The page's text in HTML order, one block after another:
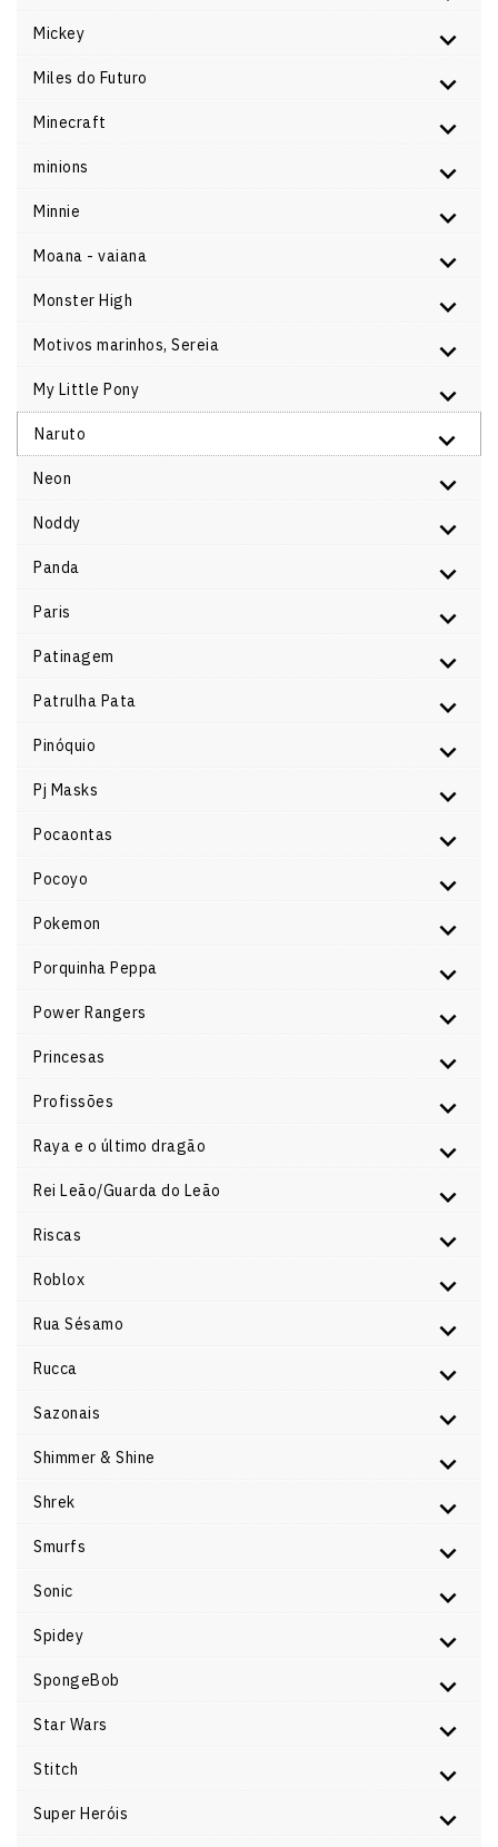
Mickey
Miles do Futuro
Minecraft
minions
Minnie
Moana - vaiana
Monster High
Motivos marinhos, Sereia
My Little Pony
Naruto
Neon
Noddy
Panda
Paris
Patinagem
Patrulha Pata
Pinóquio
Pj Masks
Pocaontas
Pocoyo
Pokemon
Porquinha Peppa
Power Rangers
Princesas
Profissões
Raya e o último dragão
Rei Leão/Guarda do Leão
Riscas
Roblox
Rua Sésamo
Rucca
Sazonais
Shimmer & Shine
Shrek
Smurfs
Sonic
Spidey
SpongeBob
Star Wars
Stitch
Super Heróis